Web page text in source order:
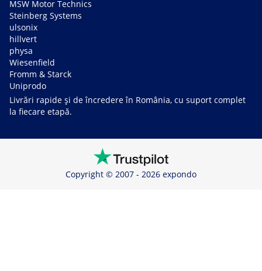
MSW Motor Technics
Steinberg Systems
ulsonix
hillvert
physa
Wiesenfield
Fromm & Starck
Uniprodo
Livrări rapide și de încredere în România, cu suport complet
la fiecare etapă.
Copyright © 2007 - 2026 expondo